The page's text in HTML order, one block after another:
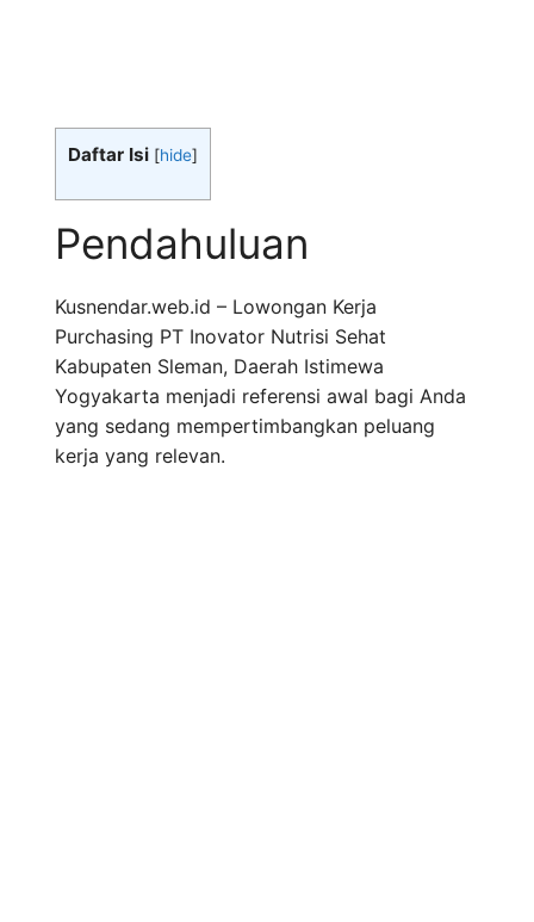
Daftar Isi [hide]
Pendahuluan
Kusnendar.web.id – Lowongan Kerja
Purchasing PT Inovator Nutrisi Sehat
Kabupaten Sleman, Daerah Istimewa
Yogyakarta menjadi referensi awal bagi Anda
yang sedang mempertimbangkan peluang
kerja yang relevan.